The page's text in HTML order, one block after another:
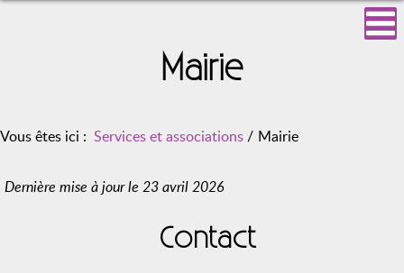
Mairie
Vous êtes ici : Services et associations / Mairie
Dernière mise à jour le 23 avril 2026
Contact